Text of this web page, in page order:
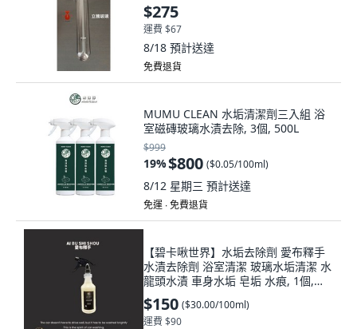
$275
運費 $67
8/18 預計送達
免費退貨
MUMU CLEAN 水垢清潔劑三入組 浴
室磁磚玻璃水漬去除, 3個, 500L
$999
19%$800 ($0.05/100ml)
8/12 星期三 預計送達
免運 ∙ 免費退貨
【碧卡啾世界】水垢去除劑 愛布釋手
水漬去除劑 浴室清潔 玻璃水垢清潔 水
龍頭水漬 車身水垢 皂垢 水痕, 1個,
500ml, 500ml
$150 ($30.00/100ml)
運費 $90